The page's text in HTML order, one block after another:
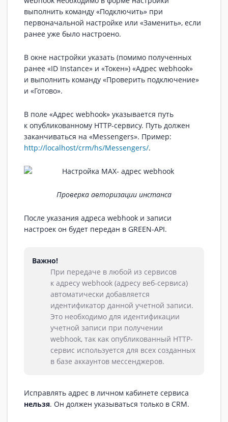
выполнить команду «Подключить» при
первоначальной настройке или «Заменить», если
ранее уже было настроено.
В окне настройки указать (помимо полученных
ранее «ID Instance» и «Токен») «Адрес webhook»
и выполнить команду «Проверить подключение»
и «Готово».
В поле «Адрес webhook» указывается путь
к опубликованному HTTP-сервису. Путь должен
заканчиваться на «Messengers». Пример:
http://localhost/crm/hs/Messengers/.
Проверка авторизации инстанса
После указания адреса webhook и записи
настроек он будет передан в GREEN-API.
Важно!
При передаче в любой из сервисов
к адресу webhook (адресу веб-сервиса)
автоматически добавляется
идентификатор данной учетной записи.
Это необходимо для идентификации
учетной записи при получении
webhook, так как опубликованный HTTP-
сервис используется для всех созданных
в базе аккаунтов мессенджеров.
Исправлять адрес в личном кабинете сервиса
нельзя. Он должен указываться только в CRM.